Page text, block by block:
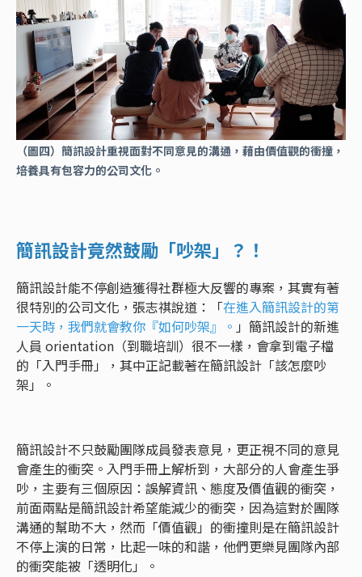
（圖四）簡訊設計重視面對不同意見的溝通，藉由價值觀的衝撞，
培養具有包容力的公司文化。
簡訊設計竟然鼓勵「吵架」？！
簡訊設計能不停創造獲得社群極大反響的專案，其實有著
很特別的公司文化，張志祺說道：「在進入簡訊設計的第
一天時，我們就會教你『如何吵架』。 」簡訊設計的新進
人員 orientation（到職培訓）很不一樣，會拿到電子檔
的「入門手冊」，其中正記載著在簡訊設計「該怎麼吵
架」。
簡訊設計不只鼓勵團隊成員發表意見，更正視不同的意見
會產生的衝突。入門手冊上解析到，大部分的人會產生爭
吵，主要有三個原因：誤解資訊、態度及價值觀的衝突，
前面兩點是簡訊設計希望能減少的衝突，因為這對於團隊
溝通的幫助不大，然而「價值觀」的衝撞則是在簡訊設計
不停上演的日常，比起一味的和諧，他們更樂見團隊內部
的衝突能被「透明化」。